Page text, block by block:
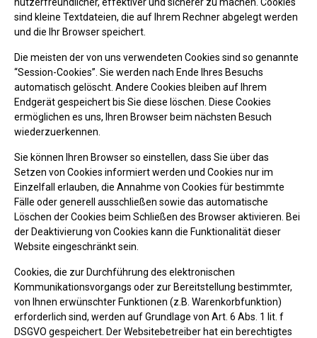
sind kleine Textdateien, die auf Ihrem Rechner abgelegt werden
und die Ihr Browser speichert.
Die meisten der von uns verwendeten Cookies sind so genannte
“Session-Cookies”. Sie werden nach Ende Ihres Besuchs
automatisch gelöscht. Andere Cookies bleiben auf Ihrem
Endgerät gespeichert bis Sie diese löschen. Diese Cookies
ermöglichen es uns, Ihren Browser beim nächsten Besuch
wiederzuerkennen.
Sie können Ihren Browser so einstellen, dass Sie über das
Setzen von Cookies informiert werden und Cookies nur im
Einzelfall erlauben, die Annahme von Cookies für bestimmte
Fälle oder generell ausschließen sowie das automatische
Löschen der Cookies beim Schließen des Browser aktivieren. Bei
der Deaktivierung von Cookies kann die Funktionalität dieser
Website eingeschränkt sein.
Cookies, die zur Durchführung des elektronischen
Kommunikationsvorgangs oder zur Bereitstellung bestimmter,
von Ihnen erwünschter Funktionen (z.B. Warenkorbfunktion)
erforderlich sind, werden auf Grundlage von Art. 6 Abs. 1 lit. f
DSGVO gespeichert. Der Websitebetreiber hat ein berechtigtes